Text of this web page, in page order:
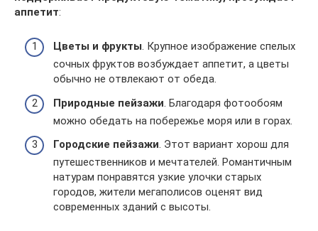
аппетит:
Цветы и фрукты. Крупное изображение спелых
сочных фруктов возбуждает аппетит, а цветы
обычно не отвлекают от обеда.
Природные пейзажи . Благодаря фотообоям
можно обедать на побережье моря или в горах.
Городские пейзажи. Этот вариант хорош для
путешественников и мечтателей. Романтичным
натурам понравятся узкие улочки старых
городов, жители мегаполисов оценят вид
современных зданий с высоты.